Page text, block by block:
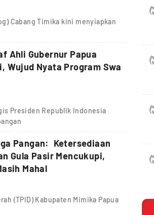
Cabang Timika kini menyiapkan
Ahli Gubernur Papua
Wujud Nyata Program Swa
Presiden Republik Indonesia
Pangan: Ketersediaan
Gula Pasir Mencukupi,
Mahal
(TPID) Kabupaten Mimika Papua